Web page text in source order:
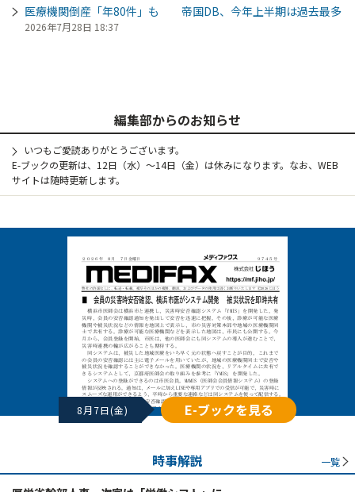
医療機関倒産「年80件」も 帝国DB、今年上半期は過去最多
2026年7月28日 18:37
編集部からのお知らせ
いつもご愛読ありがとうございます。
E-ブックの更新は、12日（水）～14日（金）は休みになります。なお、WEB
サイトは随時更新します。
8月7日(金) E-ブックを見る
時事解説 一覧